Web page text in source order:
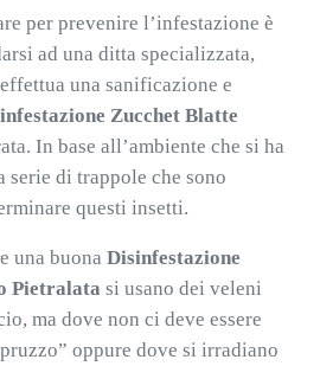
per prevenire l’infestazione è
ad una ditta specializzata,
una sanificazione e
Zucchet Blatte
In base all’ambiente che si ha
serie di trappole che sono
questi insetti.
una buona Disinfestazione
Pietralata si usano dei veleni
ma dove non ci deve essere
oppure dove si irradiano